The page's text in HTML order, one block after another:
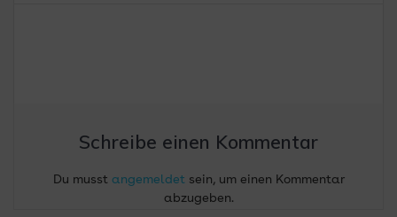
Schreibe einen Kommentar
Du musst angemeldetsein, um einen Kommentar
abzugeben.